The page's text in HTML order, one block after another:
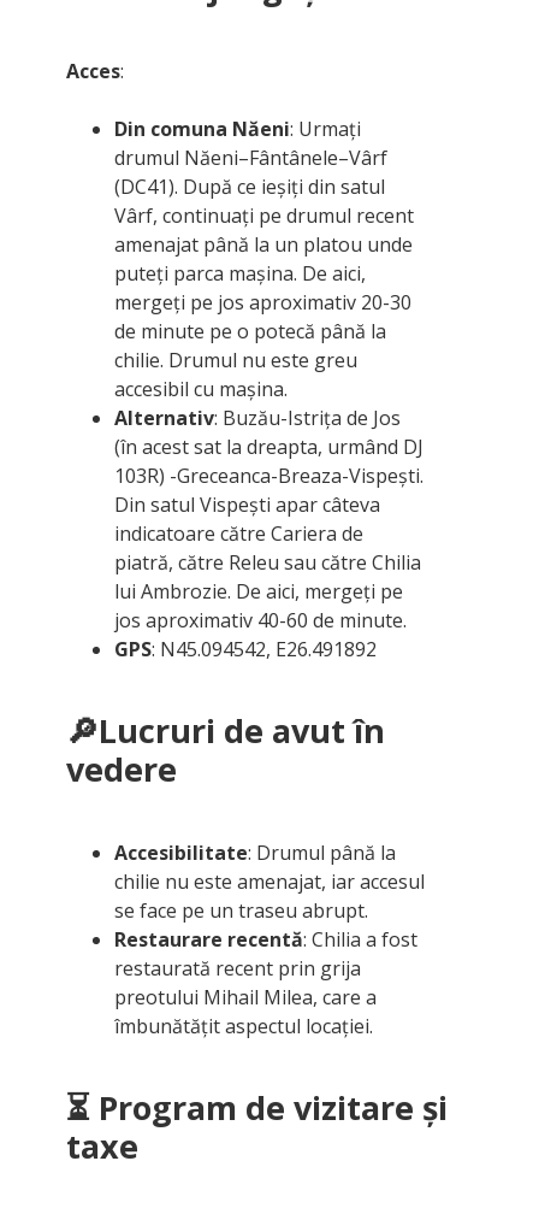
Acces:
Din comuna Năeni: Urmați
drumul Năeni–Fântânele–Vârf
(DC41). După ce ieșiți din satul
Vârf, continuați pe drumul recent
amenajat până la un platou unde
puteți parca mașina. De aici,
mergeți pe jos aproximativ 20-30
de minute pe o potecă până la
chilie. Drumul nu este greu
accesibil cu mașina.
Alternativ: Buzău-Istrița de Jos
(în acest sat la dreapta, urmând DJ
103R) -Greceanca-Breaza-Vispești.
Din satul Vispești apar câteva
indicatoare către Cariera de
piatră, către Releu sau către Chilia
lui Ambrozie. De aici, mergeți pe
jos aproximativ 40-60 de minute.
GPS: N45.094542, E26.491892
🔎Lucruri de avut în
vedere
Accesibilitate: Drumul până la
chilie nu este amenajat, iar accesul
se face pe un traseu abrupt.
Restaurare recentă: Chilia a fost
restaurată recent prin grija
preotului Mihail Milea, care a
îmbunătățit aspectul locației.
⏳ Program de vizitare și
taxe